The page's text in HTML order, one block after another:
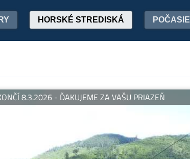
HORSKÉ STREDISKÁ POČASIE
ĎAKUJEME ZA VAŠU PRIAZEŇ